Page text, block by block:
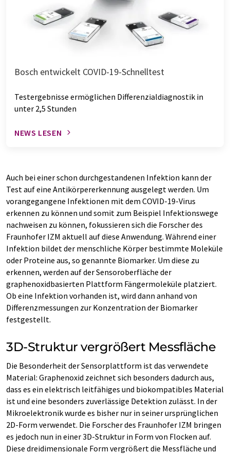
Bosch entwickelt COVID-19-Schnelltest
Testergebnisse ermöglichen Differenzialdiagnostik in
unter 2,5 Stunden
NEWS LESEN
Auch bei einer schon durchgestandenen Infektion kann der
Test auf eine Antikörpererkennung ausgelegt werden. Um
vorangegangene Infektionen mit dem COVID-19-Virus
erkennen zu können und somit zum Beispiel Infektionswege
nachweisen zu können, fokussieren sich die Forscher des
Fraunhofer IZM aktuell auf diese Anwendung. Während einer
Infektion bildet der menschliche Körper bestimmte Moleküle
oder Proteine aus, so genannte Biomarker. Um diese zu
erkennen, werden auf der Sensoroberfläche der
graphenoxidbasierten Plattform Fängermoleküle platziert.
Ob eine Infektion vorhanden ist, wird dann anhand von
Differenzmessungen zur Konzentration der Biomarker
festgestellt.
3D-Struktur vergrößert Messfläche
Die Besonderheit der Sensorplattform ist das verwendete
Material: Graphenoxid zeichnet sich besonders dadurch aus,
dass es ein elektrisch leitfähiges und biokompatibles Material
ist und eine besonders zuverlässige Detektion zulässt. In der
Mikroelektronik wurde es bisher nur in seiner ursprünglichen
2D-Form verwendet. Die Forscher des Fraunhofer IZM bringen
es jedoch nun in einer 3D-Struktur in Form von Flocken auf.
Diese dreidimensionale Form vergrößert die Messfläche und